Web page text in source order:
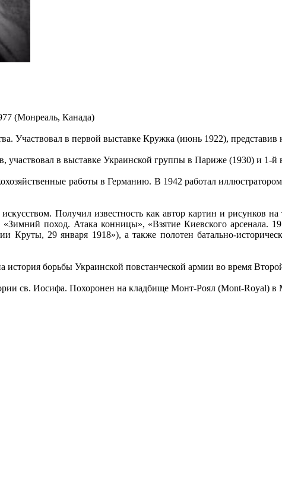
(Монреаль, Канада)
Участвовал в первой выставке Кружка (июнь 1922), представив
в выставке Украинской группы в Париже (1930) и 1-
работы в Германию. В 1942 работал
Получил известность как автор картин и рисунков
поход. Атака конницы», «Взятие Киевского арсенала.
Круты, 29 января 1918»), а также полотен батально-
борьбы Украинской повстанческой армии во время
св. Иосифа. Похоронен на кладбище Монт-Роял (Mont-Royal) в